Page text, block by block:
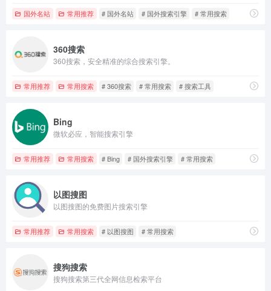
国外名站 常用推荐 # 国外名站 # 国外搜索引擎 # 常用搜索
360搜索
360搜索，安全精准的综合搜索引擎。
常用推荐 常用搜索 # 360搜索 # 常用搜索 # 搜索工具
Bing
微软必应，智能搜索引擎
常用推荐 常用搜索 # Bing # 国外搜索引擎 # 常用搜索
以图搜图
以图搜图的免费图片搜索引擎
常用推荐 常用搜索 # 以图搜图 # 常用搜索
搜狗搜索
搜狗搜索第三代全网信息检索平台